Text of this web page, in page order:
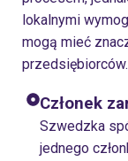
lokalnymi
mogą mieć
przedsiębiorców.
Członek
Szwedzka
jednego